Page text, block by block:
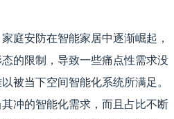
庭安防在智能家居中逐渐崛起，
的限制，导致一些痛点性需求没
被当下空间智能化系统所满足。
冲的智能化需求，而且占比不断